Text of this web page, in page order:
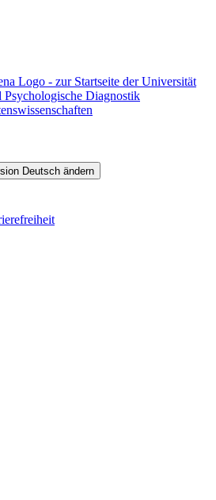
Logo - zur Startseite der Universität
Psychologische Diagnostik
Deutsch ändern